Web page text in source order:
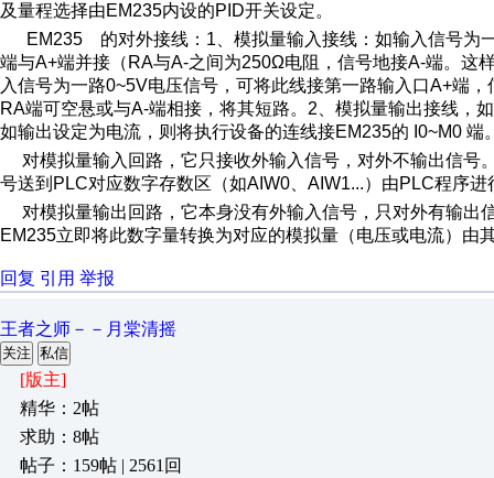
及量程选择由EM235内设的PID开关设定。
EM235 的对外接线： 1 、模拟量输入接线：如输入信号为
端与A+端并接（ RA与A-之间为250Ω电阻，信号地接A-端。这
入信号为一路0~5V电压信号，可将此线接第一路输入口A+端，
RA端可空悬或与A-端相接，将其短路。 2 、模拟量输出接线，
如输出设定为电流，则将执行设备的连线接EM235的 I0~M0 端
对模拟量输入回路，它只接收外输入信号，对外不输出信号
号送到 PLC对应数字存数区（如AIW0 AIW1...）由PLC程序进
对模拟量输出回路，它本身没有外输入信号，只对外有输出
EM235立即将此数字量转换为对应的模拟量（电压或电流）由
回复 引用 举报
王者之师－－月棠清摇
关注 私信
[版主]
精华：2帖
求助：8帖
帖子：159帖 | 2561回